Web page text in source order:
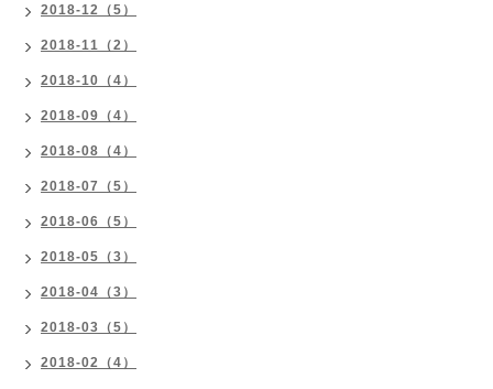
2018-12（5）
2018-11（2）
2018-10（4）
2018-09（4）
2018-08（4）
2018-07（5）
2018-06（5）
2018-05（3）
2018-04（3）
2018-03（5）
2018-02（4）